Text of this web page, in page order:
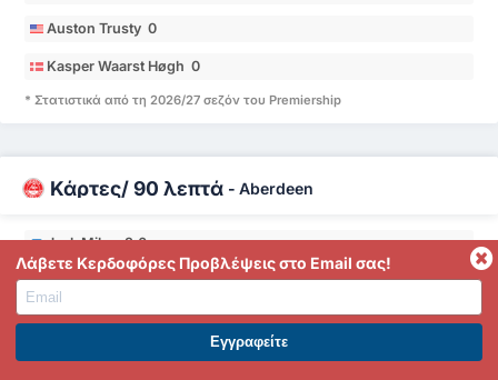
Auston Trusty 0
Kasper Waarst Høgh 0
* Στατιστικά από τη 2026/27 σεζόν του Premiership
Κάρτες/ 90 λεπτά - Aberdeen
Jack Milne 3.6
Alexander Briedl 1.1
Bradley Lyons 1
ΕΓΓΡΑΦΕΙΤΕ ΣΤΟ PREMIUM. ΕΠΩΦΕΛΗΘΕΙΤΕ ΤΩΡΑ.
Λάβετε Κερδοφόρες Προβλέψεις στο Email σας!